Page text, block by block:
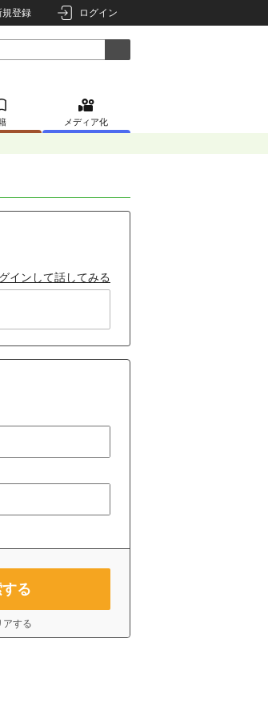
規登録 ログイン
メディア化
インして話してみる
る
アする